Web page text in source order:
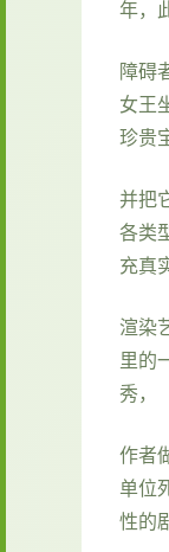
年，
障碍
女王
珍贵
并把
各类
充真
渲染
里的
秀，
作者
单位
性的